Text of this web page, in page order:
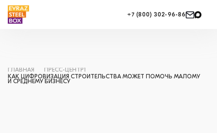
+7 (800) 302-96-86
ГЛАВНАЯ
ПРЕСС-ЦЕНТР1
КАК ЦИФРОВИЗАЦИЯ СТРОИТЕЛЬСТВА МОЖЕТ ПОМОЧЬ МАЛОМУ
И СРЕДНЕМУ БИЗНЕСУ